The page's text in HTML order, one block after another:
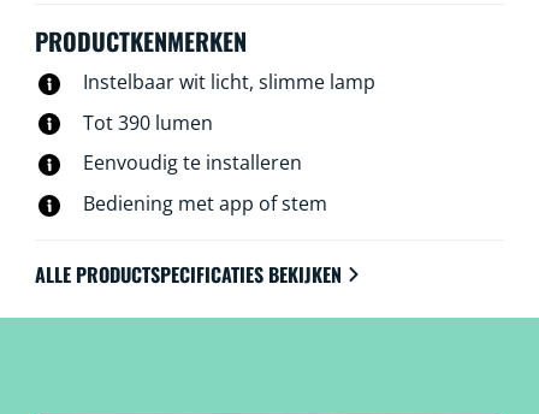
setups.
PRODUCTKENMERKEN
Instelbaar wit licht, slimme lamp
Tot 390 lumen
Eenvoudig te installeren
Bediening met app of stem
ALLE PRODUCTSPECIFICATIES BEKIJKEN